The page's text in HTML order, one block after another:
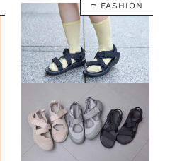
FASHION